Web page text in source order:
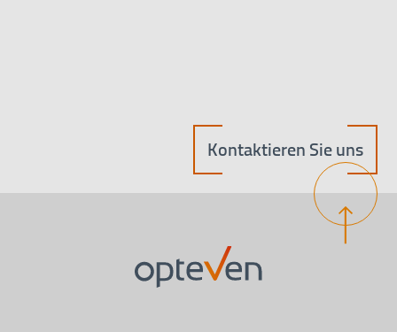
Kontaktieren Sie uns